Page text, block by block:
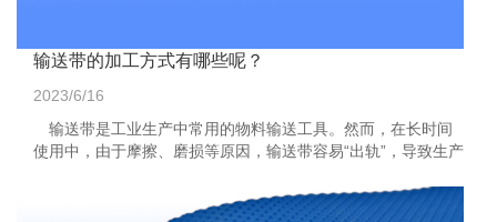
输送带的加工方式有哪些呢？
2023/6/16
输送带是工业生产中常用的物料输送工具。然而，在长时间
使用中，由于摩擦、磨损等原因，输送带容易“出轨”，导致生产